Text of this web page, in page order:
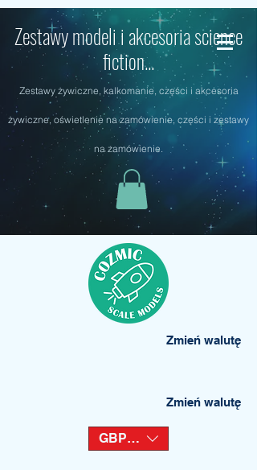
Zestawy modeli i akcesoria science
fiction...
Zestawy żywiczne, kalkomanie, części i akcesoria
żywiczne, oświetlenie na zamówienie, części i zestawy
na zamówienie.
Zmień walutę
Zmień walutę
GBP (£)